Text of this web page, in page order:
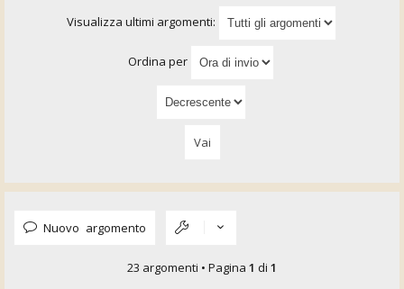
Visualizza ultimi argomenti:
Ordina per
Nuovo argomento
23 argomenti • Pagina 1 di 1